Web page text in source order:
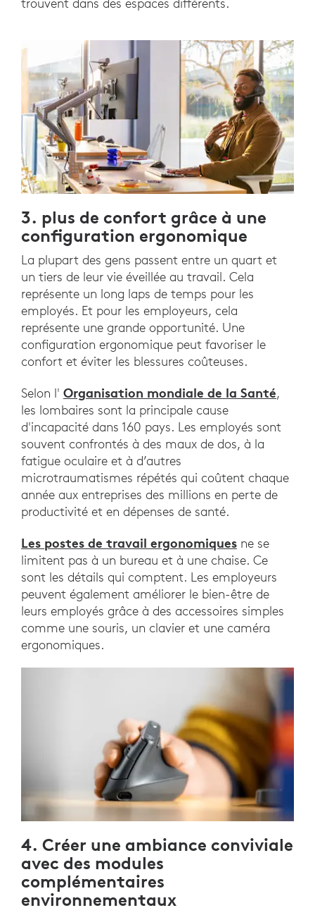
3. plus de confort grâce à une
configuration ergonomique
La plupart des gens passent entre un quart et
un tiers de leur vie éveillée au travail. Cela
représente un long laps de temps pour les
employés. Et pour les employeurs, cela
représente une grande opportunité. Une
configuration ergonomique peut favoriser le
confort et éviter les blessures coûteuses.
Selon l' Organisation mondiale de la Santé,
les lombaires sont la principale cause
d'incapacité dans 160 pays. Les employés sont
souvent confrontés à des maux de dos, à la
fatigue oculaire et à d’autres
microtraumatismes répétés qui coûtent chaque
année aux entreprises des millions en perte de
productivité et en dépenses de santé.
Les postes de travail ergonomiques ne se
limitent pas à un bureau et à une chaise. Ce
sont les détails qui comptent. Les employeurs
peuvent également améliorer le bien-être de
leurs employés grâce à des accessoires simples
comme une souris, un clavier et une caméra
ergonomiques.
4. Créer une ambiance conviviale
avec des modules
complémentaires
environnementaux